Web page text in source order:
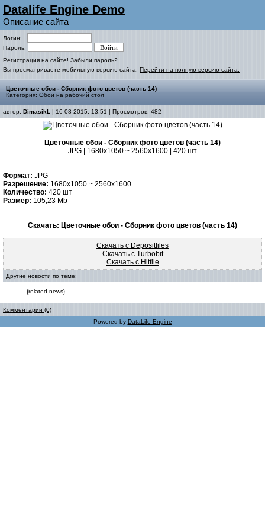
Datalife Engine Demo
Описание сайта
Логин:
Пароль:
Регистрация на сайте! Забыли пароль?
Вы просматриваете мобильную версию сайта. Перейти на полную версию сайта.
Цветочные обои - Сборник фото цветов (часть 14)
Категория: Обои на рабочий стол
автор: DimasikL | 16-08-2015, 13:51 | Просмотров: 482
Цветочные обои - Сборник фото цветов (часть 14)
JPG | 1680x1050 ~ 2560x1600 | 420 шт
Формат: JPG
Разрешение: 1680x1050 ~ 2560x1600
Количество: 420 шт
Размер: 105,23 Mb
Скачать: Цветочные обои - Сборник фото цветов (часть 14)
Скачать с Depositfiles
Скачать с Turbobit
Скачать с Hitfile
Другие новости по теме:
{related-news}
Комментарии (0)
Powered by DataLife Engine